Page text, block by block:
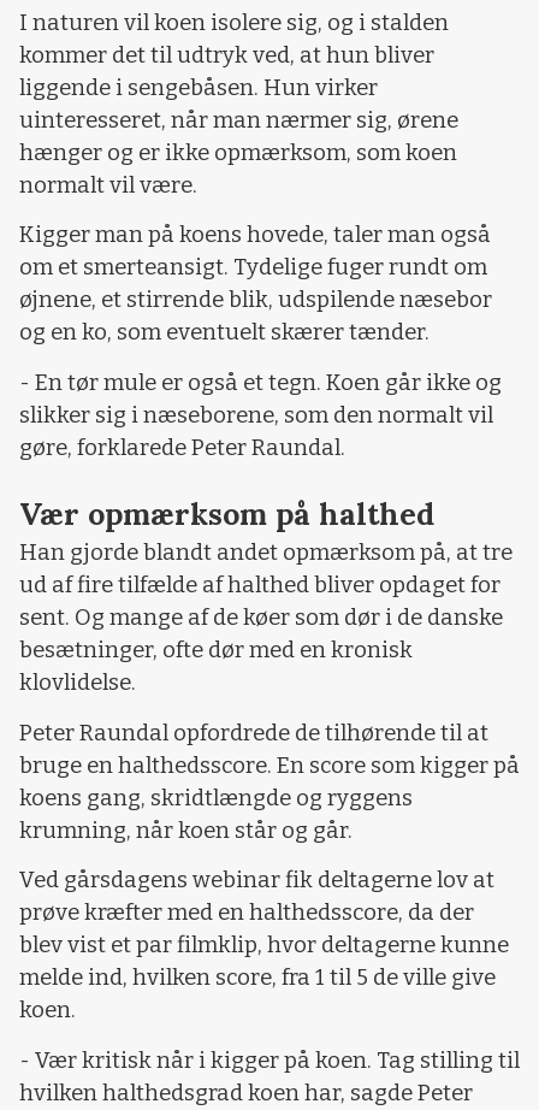
I naturen vil koen isolere sig, og i stalden
kommer det til udtryk ved, at hun bliver
liggende i sengebåsen. Hun virker
uinteresseret, når man nærmer sig, ørene
hænger og er ikke opmærksom, som koen
normalt vil være.
Kigger man på koens hovede, taler man også
om et smerteansigt. Tydelige fuger rundt om
øjnene, et stirrende blik, udspilende næsebor
og en ko, som eventuelt skærer tænder.
- En tør mule er også et tegn. Koen går ikke og
slikker sig i næseborene, som den normalt vil
gøre, forklarede Peter Raundal.
Vær opmærksom på halthed
Han gjorde blandt andet opmærksom på, at tre
ud af fire tilfælde af halthed bliver opdaget for
sent. Og mange af de køer som dør i de danske
besætninger, ofte dør med en kronisk
klovlidelse.
Peter Raundal opfordrede de tilhørende til at
bruge en halthedsscore. En score som kigger på
koens gang, skridtlængde og ryggens
krumning, når koen står og går.
Ved gårsdagens webinar fik deltagerne lov at
prøve kræfter med en halthedsscore, da der
blev vist et par filmklip, hvor deltagerne kunne
melde ind, hvilken score, fra 1 til 5 de ville give
koen.
- Vær kritisk når i kigger på koen. Tag stilling til
hvilken halthedsgrad koen har, sagde Peter